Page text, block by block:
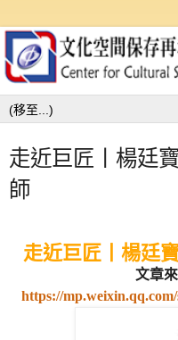
走近巨匠丨楊廷
師
走近巨匠丨楊廷
文章
https://